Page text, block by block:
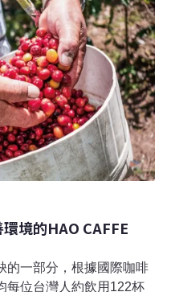
美元。首屆健康日 124國
的醫生跟行動者合辦了一
球模擬心肺復甦救地球。
還包括因暖化而健康、性
實世界發生的事。」加拿
生維龐德（Joseph
紀野火，數萬人被迫離開
煙霧
境的HAO CAFFE
的一部分，根據國際咖啡
每位台灣人約飲用122杯